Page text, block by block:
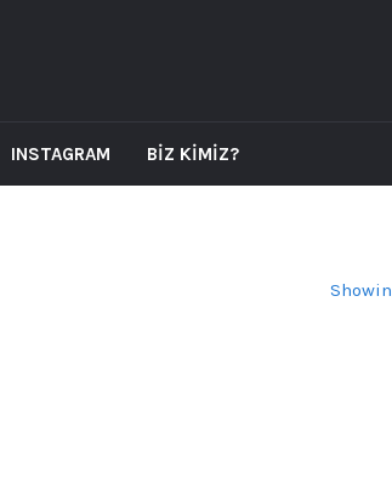
INSTAGRAM BİZ KİMİZ?